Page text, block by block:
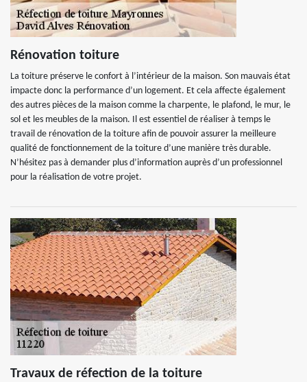
Rénovation toiture
La toiture préserve le confort à l’intérieur de la maison. Son mauvais état
impacte donc la performance d’un logement. Et cela affecte également
des autres pièces de la maison comme la charpente, le plafond, le mur, le
sol et les meubles de la maison. Il est essentiel de réaliser à temps le
travail de rénovation de la toiture afin de pouvoir assurer la meilleure
qualité de fonctionnement de la toiture d’une manière très durable.
N’hésitez pas à demander plus d’information auprès d’un professionnel
pour la réalisation de votre projet.
Travaux de réfection de la toiture